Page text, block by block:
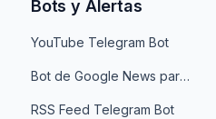
Bots y Alertas
YouTube Telegram Bot
Bot de Google News para Telegram
RSS Feed Telegram Bot